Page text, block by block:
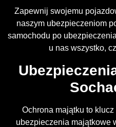
Zapewnij swojemu
naszym ubezpieczeniom
samochodu po
u nas wszystko,
Ochrona majątku to
ubezpieczenia majątkowe